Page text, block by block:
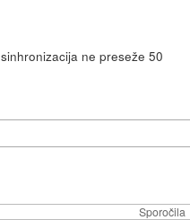
ne preseže 50
Sporočila